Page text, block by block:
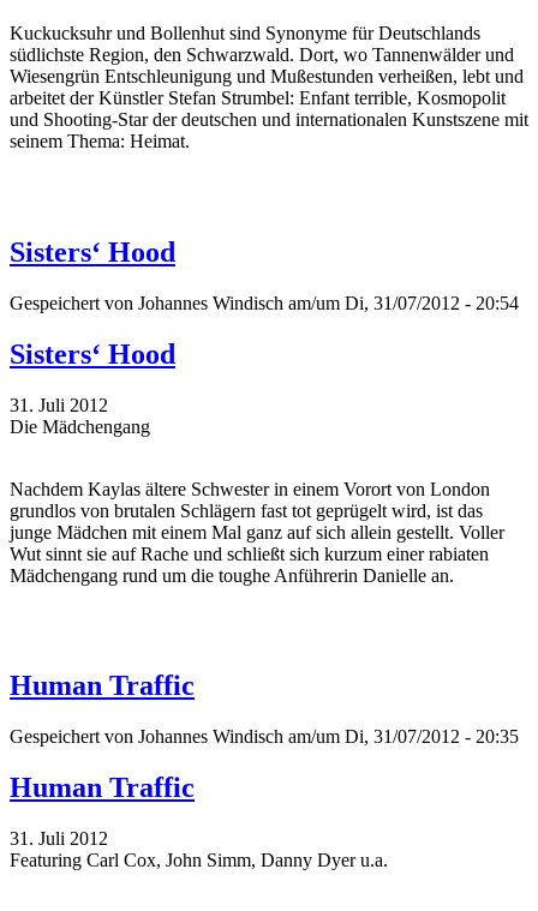
Kuckucksuhr und Bollenhut sind Synonyme für Deutschlands
südlichste Region, den Schwarzwald. Dort, wo Tannenwälder und
Wiesengrün Entschleunigung und Mußestunden verheißen, lebt und
arbeitet der Künstler Stefan Strumbel: Enfant terrible, Kosmopolit
und Shooting-Star der deutschen und internationalen Kunstszene mit
seinem Thema: Heimat.
Sisters‘ Hood
Gespeichert von Johannes Windisch am/um Di, 31/07/2012 - 20:54
Sisters‘ Hood
31. Juli 2012
Die Mädchengang
Nachdem Kaylas ältere Schwester in einem Vorort von London
grundlos von brutalen Schlägern fast tot geprügelt wird, ist das
junge Mädchen mit einem Mal ganz auf sich allein gestellt. Voller
Wut sinnt sie auf Rache und schließt sich kurzum einer rabiaten
Mädchengang rund um die toughe Anführerin Danielle an.
Human Traffic
Gespeichert von Johannes Windisch am/um Di, 31/07/2012 - 20:35
Human Traffic
31. Juli 2012
Featuring Carl Cox, John Simm, Danny Dyer u.a.